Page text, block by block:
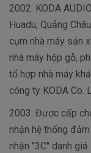
2002: KODA
Huadu, Quảng
cụm nhà máy sản
nhà máy hộp gỗ,
tổ hợp nhà máy
công ty KODA Co.
2003: Được cấp
nhận hệ thống
nhận "3C" danh giá